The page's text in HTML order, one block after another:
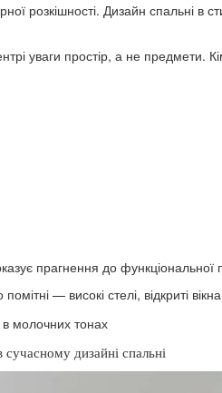
розкішності. Дизайн спальні в
уваги простір, а не предмети.
прагнення до функціональної
— високі стелі, відкриті